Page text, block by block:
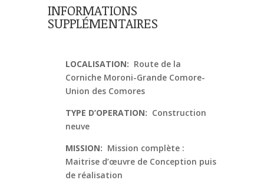
INFORMATIONS
SUPPLÉMENTAIRES
LOCALISATION: Route de la
Corniche Moroni-Grande Comore-
Union des Comores
TYPE D’OPERATION: Construction
neuve
MISSION: Mission complète :
Maitrise d’œuvre de Conception puis
de réalisation